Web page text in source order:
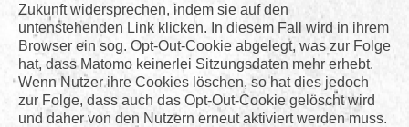
Zukunft widersprechen, indem sie auf den
untenstehenden Link klicken. In diesem Fall wird in ihrem
Browser ein sog. Opt-Out-Cookie abgelegt, was zur Folge
hat, dass Matomo keinerlei Sitzungsdaten mehr erhebt.
Wenn Nutzer ihre Cookies löschen, so hat dies jedoch
zur Folge, dass auch das Opt-Out-Cookie gelöscht wird
und daher von den Nutzern erneut aktiviert werden muss.